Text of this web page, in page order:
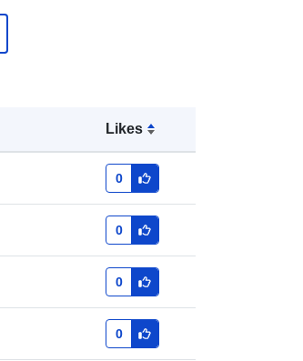
Likes
0
0
0
0
Ryan
στο data.europa.eu: 29
στα data.europa.eu: